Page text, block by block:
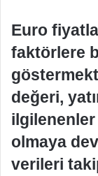
Euro
faktörlere
değeri,
olmaya
verileri